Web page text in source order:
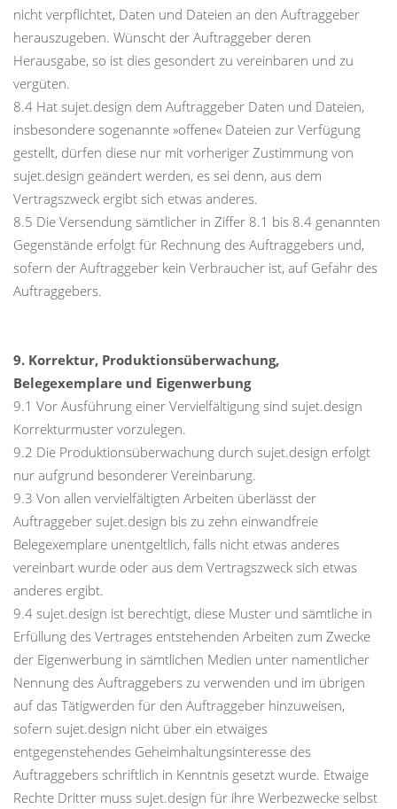
nicht verpflichtet, Daten und Dateien an den Auftraggeber
herauszugeben. Wünscht der Auftraggeber deren
Herausgabe, so ist dies gesondert zu vereinbaren und zu
vergüten.
8.4 Hat sujet.design dem Auftraggeber Daten und Dateien,
insbesondere sogenannte »offene« Dateien zur Verfügung
gestellt, dürfen diese nur mit vorheriger Zustimmung von
sujet.design geändert werden, es sei denn, aus dem
Vertragszweck ergibt sich etwas anderes.
8.5 Die Versendung sämtlicher in Ziffer 8.1 bis 8.4 genannten
Gegenstände erfolgt für Rechnung des Auftraggebers und,
sofern der Auftraggeber kein Verbraucher ist, auf Gefahr des
Auftraggebers.
9. Korrektur, Produktionsüberwachung,
Belegexemplare und Eigenwerbung
9.1 Vor Ausführung einer Vervielfältigung sind sujet.design
Korrekturmuster vorzulegen.
9.2 Die Produktionsüberwachung durch sujet.design erfolgt
nur aufgrund besonderer Vereinbarung.
9.3 Von allen vervielfältigten Arbeiten überlässt der
Auftraggeber sujet.design bis zu zehn einwandfreie
Belegexemplare unentgeltlich, falls nicht etwas anderes
vereinbart wurde oder aus dem Vertragszweck sich etwas
anderes ergibt.
9.4 sujet.design ist berechtigt, diese Muster und sämtliche in
Erfüllung des Vertrages entstehenden Arbeiten zum Zwecke
der Eigenwerbung in sämtlichen Medien unter namentlicher
Nennung des Auftraggebers zu verwenden und im übrigen
auf das Tätigwerden für den Auftraggeber hinzuweisen,
sofern sujet.design nicht über ein etwaiges
entgegenstehendes Geheimhaltungsinteresse des
Auftraggebers schriftlich in Kenntnis gesetzt wurde. Etwaige
Rechte Dritter muss sujet.design für ihre Werbezwecke selbst